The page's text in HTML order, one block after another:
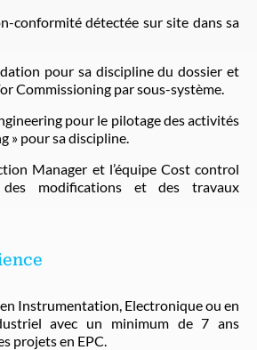
conformité détectée sur site dans sa
pour sa discipline du dossier et
Commissioning par sous-système.
pour le pilotage des activités
» pour sa discipline.
Manager et l’équipe Cost control
modifications et des travaux
Instrumentation, Electronique ou en
avec un minimum de 7 ans
projets en EPC.